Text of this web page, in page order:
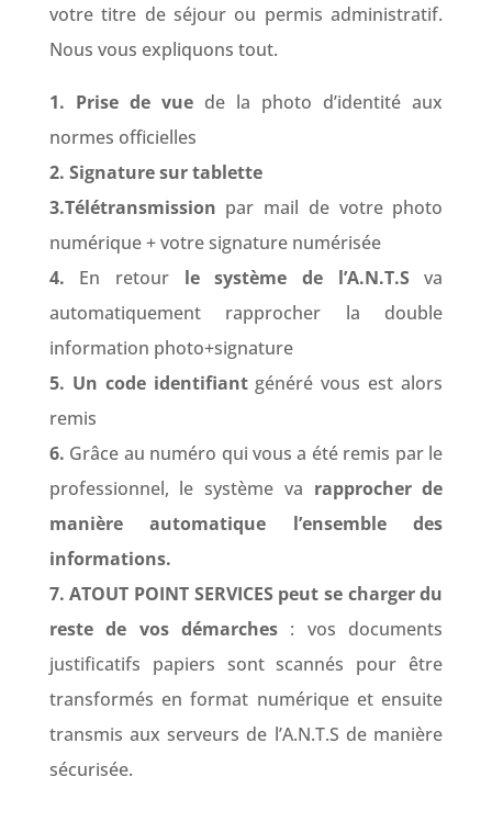
votre titre de séjour ou permis administratif.
Nous vous expliquons tout.
1. Prise de vuede la photo d’identité aux
normes officielles
2. Signature sur tablette
3.Télétransmission par mail de votre photo
numérique + votre signature numérisée
4. En retour le système de l’A.N.T.Sva
automatiquement rapprocher la double
information photo+signature
5. Un code identifiantgénéré vous est alors
remis
6. Grâce au numéro qui vous a été remis par le
professionnel, le système va rapprocher de
manière automatique l’ensemble des
informations.
7. ATOUT POINT SERVICES peut se charger du
reste de vos démarches : vos documents
justificatifs papiers sont scannés pour être
transformés en format numérique et ensuite
transmis aux serveurs de l’A.N.T.S de manière
sécurisée.